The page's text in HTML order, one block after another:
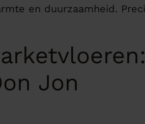
en duurzaamheid.
Jon